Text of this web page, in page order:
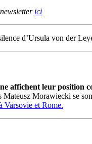
ici
d’Ursula von der
affichent leur position
Morawiecki se
Varsovie et Rome.